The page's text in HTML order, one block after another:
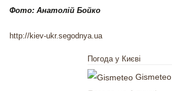
Фото: Анатолій Бойко
http://kiev-ukr.segodnya.ua
Погода у Києві
Gismeteo